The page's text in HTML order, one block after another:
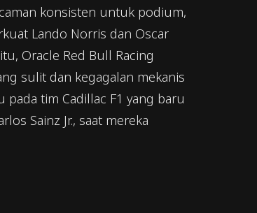
konsisten untuk podium,
Lando Norris dan Oscar
Oracle Red Bull Racing
sulit dan kegagalan mekanis
tim Cadillac F1 yang baru
Sainz Jr., saat mereka